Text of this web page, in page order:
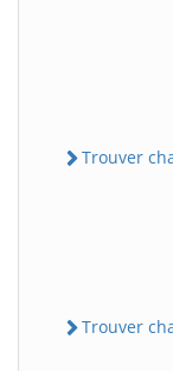
Trouver
Trouver